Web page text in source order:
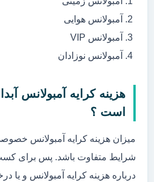
آمبولانس هوایی
آمبولانس VIP
آمبولانس نوزادان
هزینه کرایه آمبولانس
است ؟
میزان هزینه کرایه آمبولانس
شرایط متفاوت باشد. پس برای
درباره هزینه کرایه آمبولانس و یا